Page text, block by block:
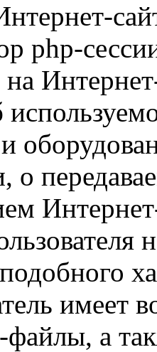
php-
о
имеет
а